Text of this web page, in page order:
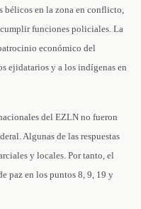
bélicos en la zona en conflicto,
funciones policiales. La
económico del
ejidatarios y a los indígenas en
del EZLN no fueron
Algunas de las respuestas
y locales. Por tanto, el
paz en los puntos 8, 9, 19 y